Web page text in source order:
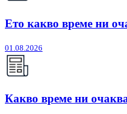
Ето какво време ни
01.08.2026
Какво време ни